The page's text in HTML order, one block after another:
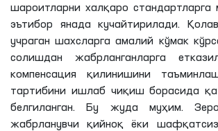
шароитларни халқаро стандартларга
эътибор янада кучайтирилади.
учраган шахсларга амалий кўмак
солишдан жабрланганларга
компенсация қилинишини
тартибини ишлаб чиқиш борасида
белгиланган. Бу жуда муҳим.
жабрланувчи қийноқ ёки